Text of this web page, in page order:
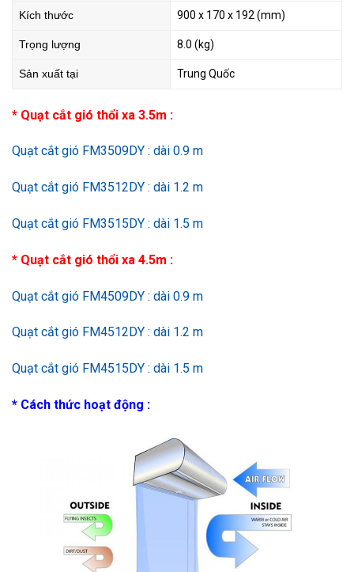
Kích thước 900 x 170 x 192 (mm)
Trọng lượng 8.0 (kg)
Sản xuất tại Trung Quốc
* Quạt cắt gió thổi xa 3.5m :
Quạt cắt gió FM3509DY : dài 0.9 m
Quạt cắt gió FM3512DY : dài 1.2 m
Quạt cắt gió FM3515DY : dài 1.5 m
* Quạt cắt gió thổi xa 4.5m :
Quạt cắt gió FM4509DY : dài 0.9 m
Quạt cắt gió FM4512DY : dài 1.2 m
Quạt cắt gió FM4515DY : dài 1.5 m
* Cách thức hoạt động :